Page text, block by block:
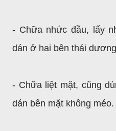
- Chữa nhức đầu, lấy
dán ở hai bên thái
- Chữa liệt mặt, cũng
dán bên mặt không méo.